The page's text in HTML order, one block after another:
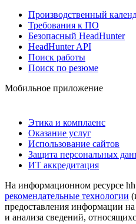
Производственный
Требования к ПО
Безопасный HeadHunter
HeadHunter API
Поиск работы
Поиск по резюме
Мобильное приложение
Этика и комплаенс
Оказание услуг
Использование сайтов
Защита персональных
ИТ аккредитация
На информационном ресурсе
рекомендательные технологии
предоставления информации
и анализа сведений,